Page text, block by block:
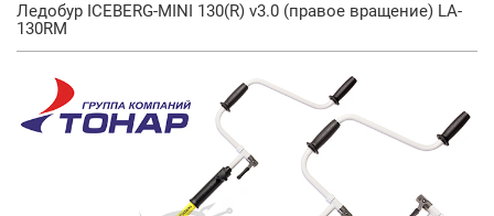
Ледобур ICEBERG-MINI 130(R) v3.0 (правое вращение) LA-
130RM